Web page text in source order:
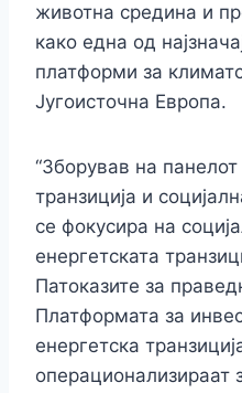
животна средина и
како една од
платформи за
Југоисточна Европа.
“Зборував на
транзиција и
се фокусира на
енергетската
Патоказите за
Платформата за
енергетска
операционализираат